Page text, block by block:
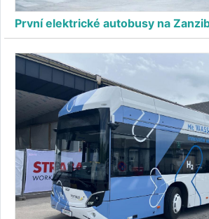
První elektrické autobusy na